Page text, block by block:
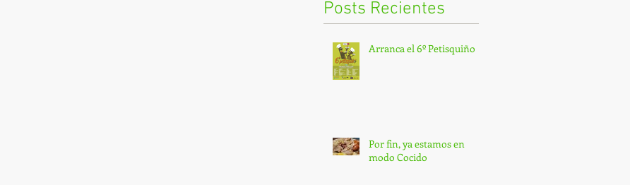
Posts Recientes
Arranca el 6º Petisquiño
Por fin, ya estamos en
modo Cocido